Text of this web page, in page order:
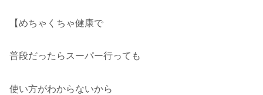
【めちゃくちゃ健康で
普段だったらスーパー行っても
使い方がわからないから